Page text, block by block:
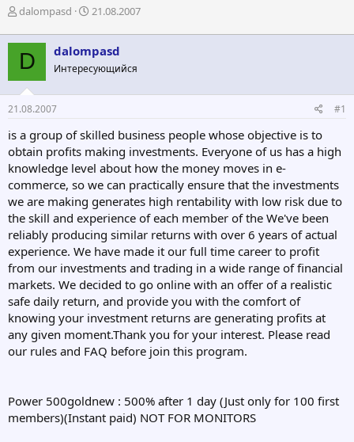
А
т
о
р
т
е
м
dalompasd
Д
т
а
н
ч
а
21.08.2007
D dalompasd
Интересующийся
21.08.2007 #1
is a group of skilled business people whose objective is to
obtain profits making investments. Everyone of us has a high
knowledge level about how the money moves in e-
commerce, so we can practically ensure that the investments
we are making generates high rentability with low risk due to
the skill and experience of each member of the We've been
reliably producing similar returns with over 6 years of actual
experience. We have made it our full time career to profit
from our investments and trading in a wide range of financial
markets. We decided to go online with an offer of a realistic
safe daily return, and provide you with the comfort of
knowing your investment returns are generating profits at
any given moment.Thank you for your interest. Please read
our rules and FAQ before join this program.
Power 500goldnew : 500% after 1 day (Just only for 100 first
members)(Instant paid) NOT FOR MONITORS